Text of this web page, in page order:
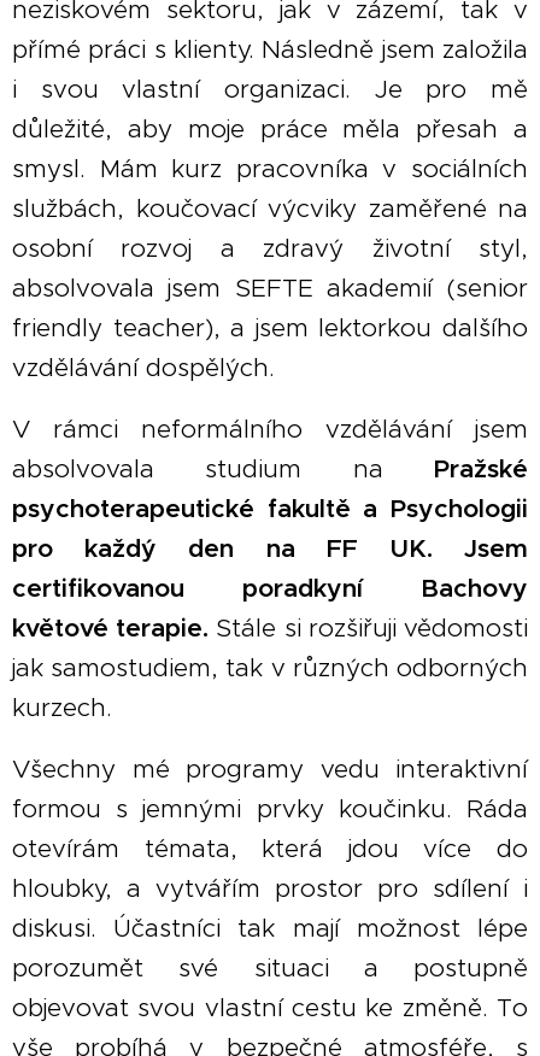
neziskovém sektoru, jak v zázemí, tak v
přímé práci s klienty. Následně jsem založila
i svou vlastní organizaci. Je pro mě
důležité, aby moje práce měla přesah a
smysl. Mám kurz pracovníka v sociálních
službách, koučovací výcviky zaměřené na
osobní rozvoj a zdravý životní styl,
absolvovala jsem SEFTE akademií (senior
friendly teacher), a jsem lektorkou dalšího
vzdělávání dospělých.
V rámci neformálního vzdělávání jsem
absolvovala studium na Pražské
psychoterapeutické fakultě a Psychologii
pro každý den na FF UK. Jsem
certifikovanou poradkyní Bachovy
květové terapie. Stále si rozšiřuji vědomosti
jak samostudiem, tak v různých odborných
kurzech.
Všechny mé programy vedu interaktivní
formou s jemnými prvky koučinku. Ráda
otevírám témata, která jdou více do
hloubky, a vytvářím prostor pro sdílení i
diskusi. Účastníci tak mají možnost lépe
porozumět své situaci a postupně
objevovat svou vlastní cestu ke změně. To
vše probíhá v bezpečné atmosféře, s